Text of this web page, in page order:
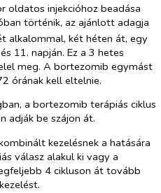
oldatos injekcióhoz beadása
történik, az ajánlott adagja
alkalommal, két héten át, egy
11. napján. Ez a 3 hetes
meg. A bortezomib egymást
órának kell eltelnie.
a bortezomib terápiás ciklus
adják be szájon át.
kezelésnek a hatására
válasz alakul ki vagy a
4 cikluson át tovább